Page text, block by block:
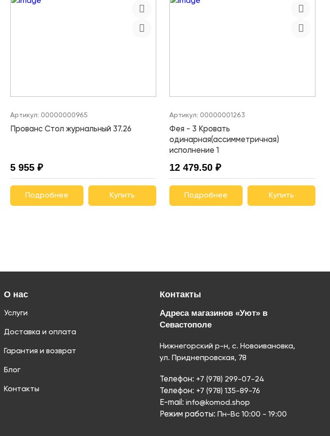
Артикул: 00000000965
Прованс Стол журнальный 37.26
5 955 ₽
Подробнее Купить
Артикул: 00000001263
Фея - 3 Кровать
одинарная(ассимметричная)
исполнение 1
12 479.50 ₽
Подробнее Купить
О нас
Услуги
Доставка и оплата
Гарантия и возврат
Блог
Контакты
Контакты
Адреса магазинов «Уют» в
Севастополе
Нижнегорский р-н, с. Новоивановка,
ул. Приднепровская, 78
Телефон: +7 (978) 299-07-24
Телефон: +7 (978) 135-89-76
E-mail: info@komod.shop
Режим работы: Пн-Вс 10:00 - 19:00